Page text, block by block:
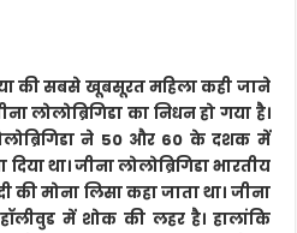
की सबसे खूबसूरत महिला कही जाने
लोलोब्रिगिडा का निधन हो गया है।
ने 50 और 60 के दशक में
था। जीना लोलोब्रिगिडा भारतीय
की मोना लिसा कहा जाता था। जीना
में शोक की लहर है। हालांकि